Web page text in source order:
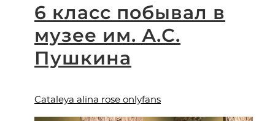
6 класс побывал в
музее им. А.С.
Пушкина
Cataleya alina rose onlyfans